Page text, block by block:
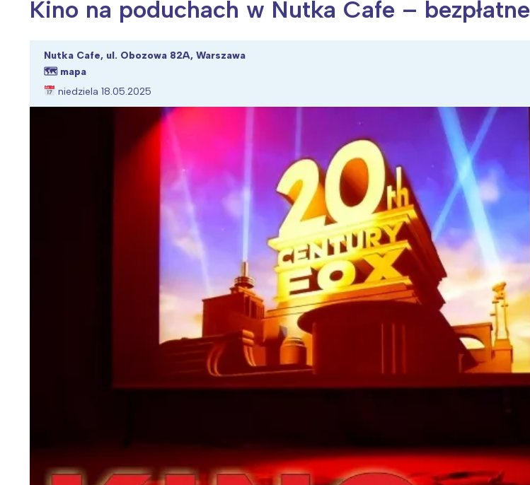
Kino na poduchach w Nutka Cafe – bezpłatne
Nutka Cafe, ul. Obozowa 82A, Warszawa
🗺 mapa
niedziela 18.05.2025